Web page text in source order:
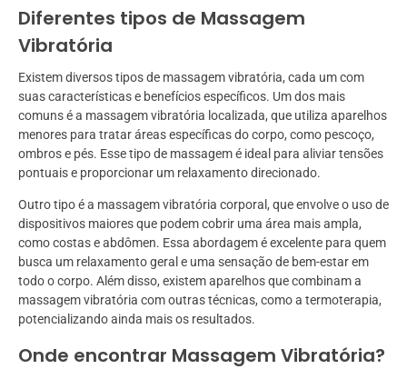
Diferentes tipos de Massagem
Vibratória
Existem diversos tipos de massagem vibratória, cada um com
suas características e benefícios específicos. Um dos mais
comuns é a massagem vibratória localizada, que utiliza aparelhos
menores para tratar áreas específicas do corpo, como pescoço,
ombros e pés. Esse tipo de massagem é ideal para aliviar tensões
pontuais e proporcionar um relaxamento direcionado.
Outro tipo é a massagem vibratória corporal, que envolve o uso de
dispositivos maiores que podem cobrir uma área mais ampla,
como costas e abdômen. Essa abordagem é excelente para quem
busca um relaxamento geral e uma sensação de bem-estar em
todo o corpo. Além disso, existem aparelhos que combinam a
massagem vibratória com outras técnicas, como a termoterapia,
potencializando ainda mais os resultados.
Onde encontrar Massagem Vibratória?